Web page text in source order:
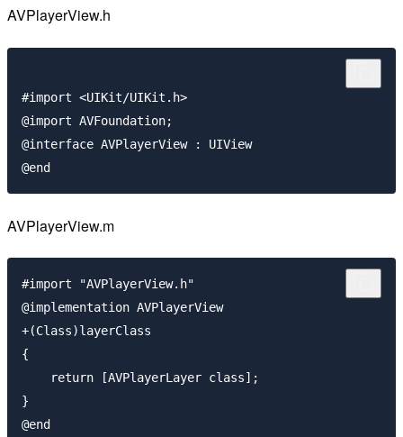
AVPlayerView.h
#import <UIKit/UIKit.h>
@import AVFoundation;
@interface AVPlayerView : UIView
AVPlayerView.m
#import "AVPlayerView.h"
@implementation AVPlayerView
+(Class)layerClass
{
    return [AVPlayerLayer class];
}